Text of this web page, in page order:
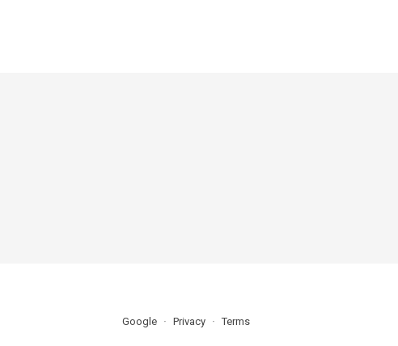
Google Privacy Terms